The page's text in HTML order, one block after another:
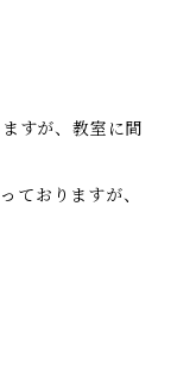
すが、教室に間
ておりますが、